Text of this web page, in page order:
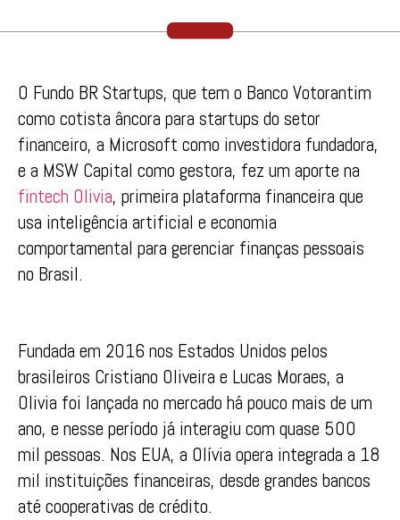
O Fundo BR Startups, que tem o Banco Votorantim
como cotista âncora para startups do setor
financeiro, a Microsoft como investidora fundadora,
e a MSW Capital como gestora, fez um aporte na
fintech Olivia, primeira plataforma financeira que
usa inteligência artificial e economia
comportamental para gerenciar finanças pessoais
no Brasil.
Fundada em 2016 nos Estados Unidos pelos
brasileiros Cristiano Oliveira e Lucas Moraes, a
Olivia foi lançada no mercado há pouco mais de um
ano, e nesse período já interagiu com quase 500
mil pessoas. Nos EUA, a Olívia opera integrada a 18
mil instituições financeiras, desde grandes bancos
até cooperativas de crédito.